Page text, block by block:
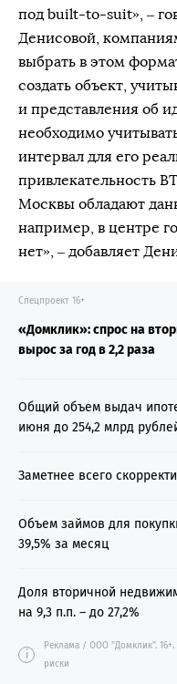
под built-to-suit», –
Денисовой,
выбрать в этом
создать объект,
и представления об
необходимо
интервал для его
привлекательность
Москвы обладают
например, в центре
нет», – добавляет
«Домклик»: спрос на
вырос за год в 2,2 раза
Спецпроект 16+
Общий объем выдач
июня до 254,2 млрд
Заметнее всего
Объем займов для
39,5% за месяц
Доля вторичной
на 9,3 п.п. – до 27,2%
i
Реклама / ООО "Домклик".
риски